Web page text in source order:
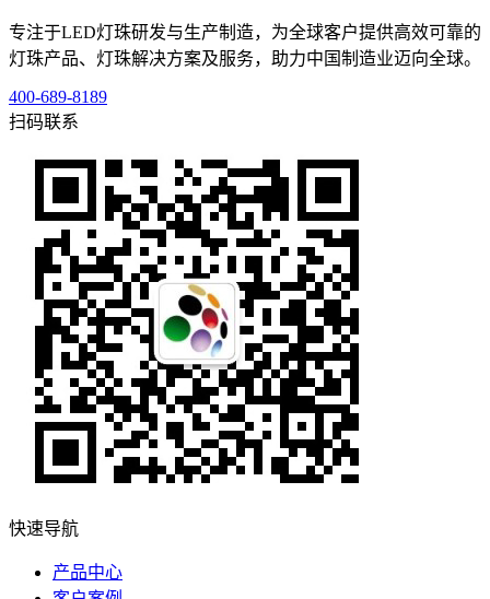
专注于LED灯珠研发与生产制造，为全球客户提供高效可靠的
灯珠产品、灯珠解决方案及服务，助力中国制造业迈向全球。
400-689-8189
扫码联系
快速导航
产品中心